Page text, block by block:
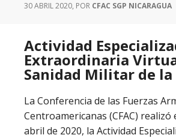
30 ABRIL 2020, POR CFAC SGP NICARAGUA
Actividad
Extraordinaria
Sanidad Militar de la
La Conferencia de las Fuerzas
Centroamericanas (CFAC) realizó
abril de 2020, la Actividad